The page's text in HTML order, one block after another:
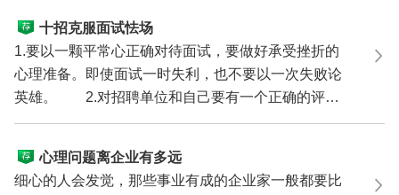
十招克服面试怯场
1.要以一颗平常心正确对待面试，要做好承受挫折的
心理准备。即使面试一时失利，也不要以一次失败论
英雄。 2.对招聘单位和自己要有一个正确的评
价，相信自...
心理问题离企业有多远
细心的人会发觉，那些事业有成的企业家一般都要比